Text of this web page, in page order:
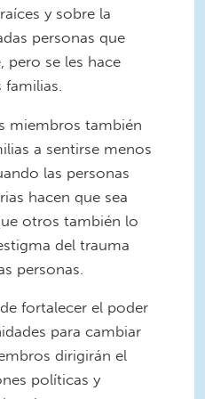
y sobre la
personas que
pero se les hace
miembros también
a sentirse menos
las personas
hacen que sea
otros también lo
del trauma
personas.
fortalecer el poder
para cambiar
dirigirán el
políticas y